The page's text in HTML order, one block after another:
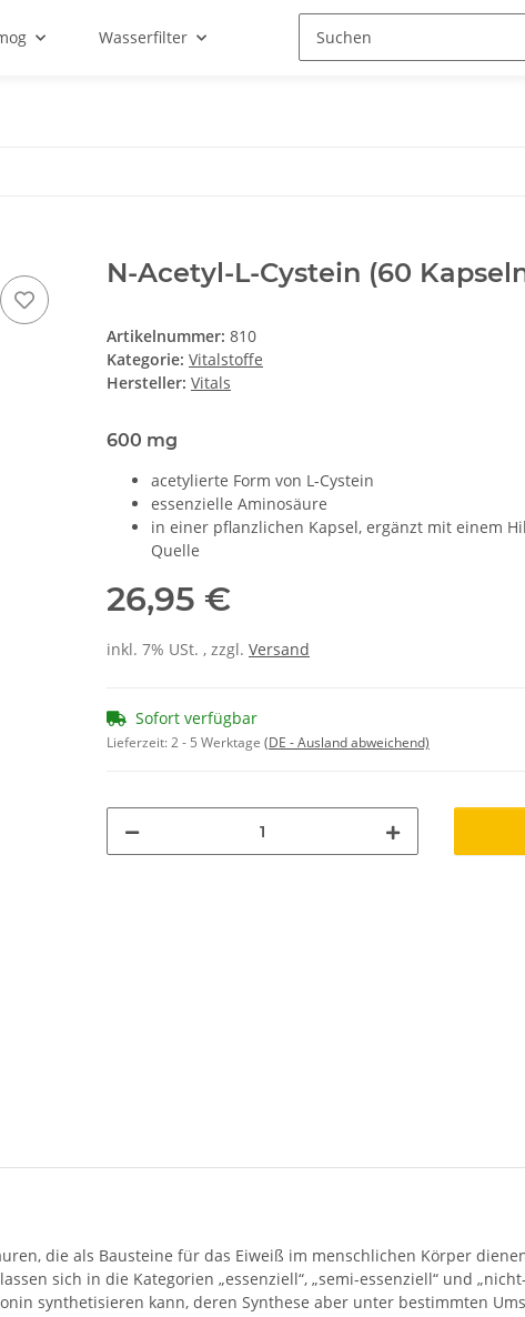
Wasserfilter
N-Acetyl-L-Cystein (60
Artikelnummer: 810
Kategorie: Vitalstoffe
Hersteller: Vitals
600 mg
acetylierte Form von L-Cystein
essenzielle Aminosäure
in einer pflanzlichen Kapsel, ergänzt mit einem
Quelle
26,95 €
inkl. 7% USt. , zzgl. Versand
Sofort verfügbar
Lieferzeit:2 - 5 Werktage (DE - Ausland abweichend)
die als Bausteine für das Eiweiß im menschlichen Körper
sich in die Kategorien „essenziell“, „semi-essenziell“ und
synthetisieren kann, deren Synthese aber unter bestimmten